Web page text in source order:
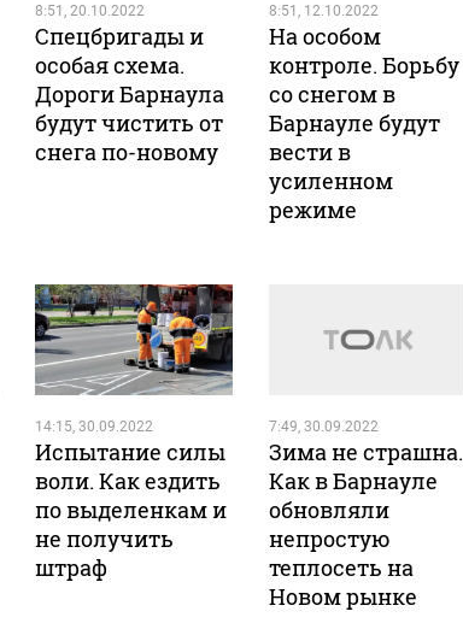
8:51, 20.10.2022
Спецбригады и
особая схема.
Дороги Барнаула
будут чистить от
снега по-новому
8:51, 12.10.2022
На особом
контроле. Борьбу
со снегом в
Барнауле будут
вести в
усиленном
режиме
14:15, 30.09.2022
Испытание силы
воли. Как ездить
по выделенкам и
не получить
штраф
7:49, 30.09.2022
Зима не страшна.
Как в Барнауле
обновляли
непростую
теплосеть на
Новом рынке